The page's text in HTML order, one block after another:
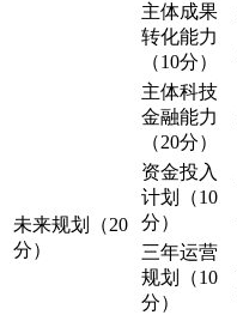
主体成果
转化能力
（10分）
主体科技
金融能力
（20分）
未来规划（20
分）
资金投入
计划（10
分）
三年运营
规划（10
分）